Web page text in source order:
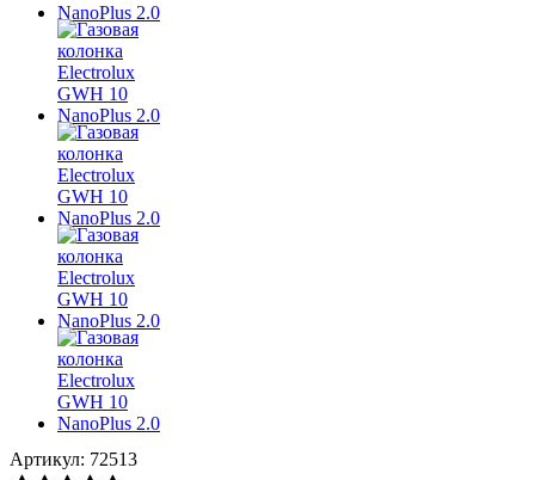
Артикул: 72513